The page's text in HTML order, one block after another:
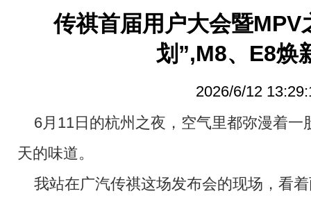
传祺首届用户大会暨MPV
划”,M8、E8焕
2026/6/12
6月11日的杭州之夜，空气里都弥漫着
天的味道。
我站在广汽传祺这场发布会的现场，看